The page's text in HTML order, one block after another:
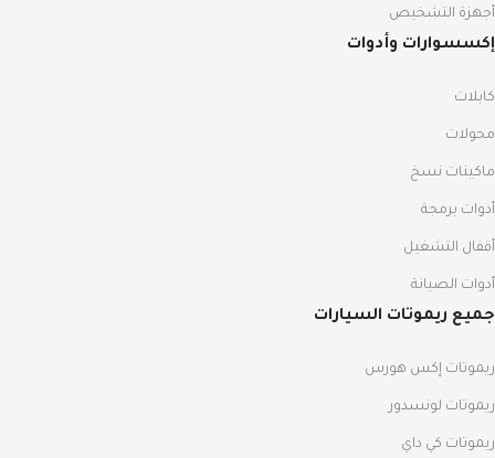
أجهزة التشخيص
إكسسوارات وأدوات
كابلات
محولات
ماكينات نسخ
أدوات برمجة
أقفال التشغيل
أدوات الصيانة
جميع ريموتات السيارات
ريموتات إكس هورس
ريموتات لونسدور
ريموتات كي داي